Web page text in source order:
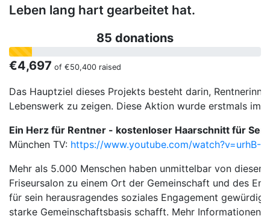
Leben lang hart gearbeitet hat.
85 donations
€4,697 of €50,400 raised
Das Hauptziel dieses Projekts besteht darin,
Lebenswerk zu zeigen. Diese Aktion wurde erstmals im
Ein Herz für Rentner - kostenloser Haarschnitt für
München TV: https://www.youtube.com/watch?v=urhB-
Mehr als 5.000 Menschen haben unmittelbar von
Friseursalon zu einem Ort der Gemeinschaft und des
für sein herausragendes soziales Engagement
starke Gemeinschaftsbasis schafft. Mehr Informationen